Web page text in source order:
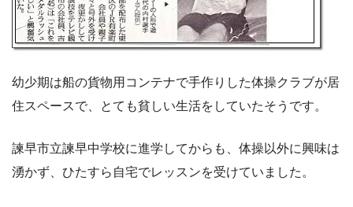
幼少期は船の貨物用コンテナで手作りした体操クラブが居
住スペースで、とても貧しい生活をしていたそうです。
諫早市立諫早中学校に進学してからも、体操以外に興味は
湧かず、ひたすら自宅でレッスンを受けていました。